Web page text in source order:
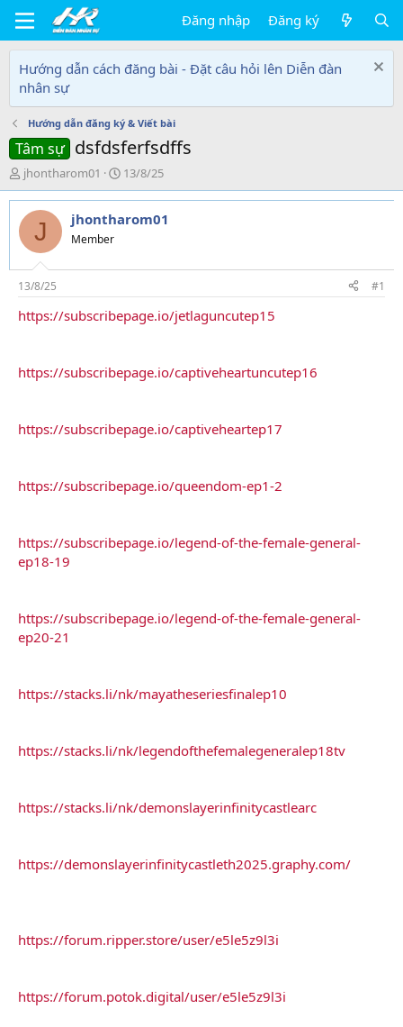
Đăng nhập Đăng ký
Hướng dẫn cách đăng bài - Đặt câu hỏi lên Diễn đàn
nhân sự
Hướng dẫn đăng ký & Viết bài
Tâm sự dsfdsferfsdffs
T
h
r
e
d
s
t
a
r
r
jhontharom01
N
g
à
y
i
13/8/25
J jhontharom01
Member
13/8/25 #1
https://subscribepage.io/jetlaguncutep15
https://subscribepage.io/captiveheartuncutep16
https://subscribepage.io/captiveheartep17
https://subscribepage.io/queendom-ep1-2
https://subscribepage.io/legend-of-the-female-general-
ep18-19
https://subscribepage.io/legend-of-the-female-general-
ep20-21
https://stacks.li/nk/mayatheseriesfinalep10
https://stacks.li/nk/legendofthefemalegeneralep18tv
https://stacks.li/nk/demonslayerinfinitycastlearc
https://demonslayerinfinitycastleth2025.graphy.com/
https://forum.ripper.store/user/e5le5z9l3i
https://forum.potok.digital/user/e5le5z9l3i